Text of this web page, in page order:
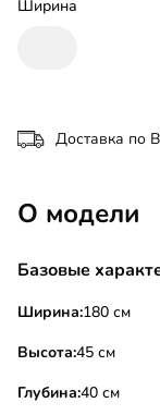
Ширина
Доставка по
О модели
Базовые
Ширина:180 см
Высота:45 см
Глубина:40 см